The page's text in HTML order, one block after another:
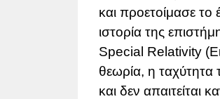
και προετοίμασε το
ιστορία της
Special Relativity
θεωρία, η ταχύτητα
και δεν